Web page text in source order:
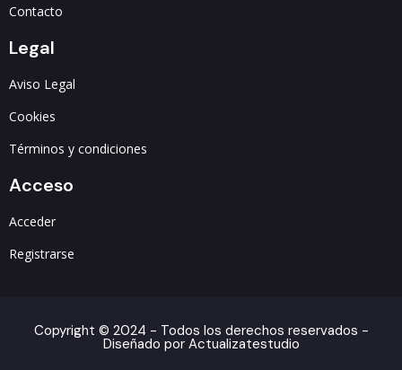
Contacto
Legal
Aviso Legal
Cookies
Términos y condiciones
Acceso
Acceder
Registrarse
Copyright © 2024 - Todos los derechos reservados -
Diseñado por Actualizatestudio